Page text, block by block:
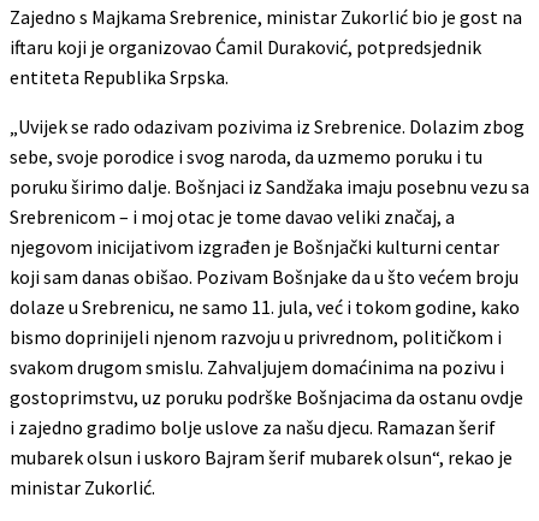
Zajedno s Majkama Srebrenice, ministar Zukorlić bio je gost na
iftaru koji je organizovao Ćamil Duraković, potpredsjednik
entiteta Republika Srpska.
„Uvijek se rado odazivam pozivima iz Srebrenice. Dolazim zbog
sebe, svoje porodice i svog naroda, da uzmemo poruku i tu
poruku širimo dalje. Bošnjaci iz Sandžaka imaju posebnu vezu sa
Srebrenicom – i moj otac je tome davao veliki značaj, a
njegovom inicijativom izgrađen je Bošnjački kulturni centar
koji sam danas obišao. Pozivam Bošnjake da u što većem broju
dolaze u Srebrenicu, ne samo 11. jula, već i tokom godine, kako
bismo doprinijeli njenom razvoju u privrednom, političkom i
svakom drugom smislu. Zahvaljujem domaćinima na pozivu i
gostoprimstvu, uz poruku podrške Bošnjacima da ostanu ovdje
i zajedno gradimo bolje uslove za našu djecu. Ramazan šerif
mubarek olsun i uskoro Bajram šerif mubarek olsun“, rekao je
ministar Zukorlić.